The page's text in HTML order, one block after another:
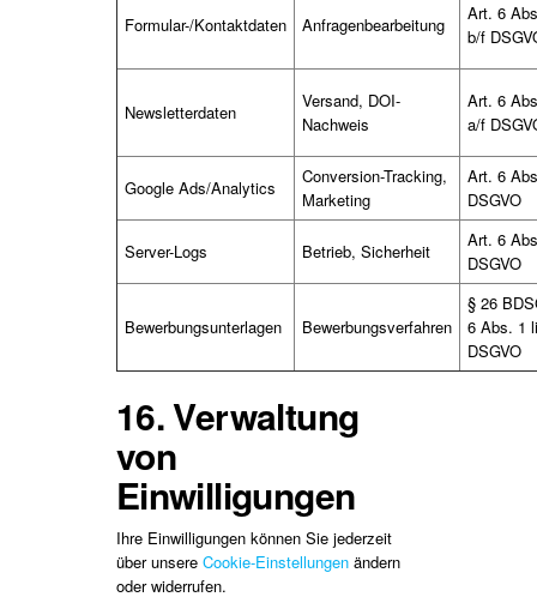
Formular-/Kontaktdaten Anfragenbearbeitung
Art. 6
b/f
Newsletterdaten
Versand, DOI-
Nachweis
Art. 6
a/f
Google Ads/Analytics
Conversion-Tracking,
Marketing
Art. 6
DSGVO
Server-Logs Betrieb, Sicherheit
Art. 6
DSGVO
Bewerbungsunterlagen Bewerbungsverfahren
§ 26
6 Abs. 1
DSGVO
16. Verwaltung
von
Einwilligungen
Ihre Einwilligungen können Sie jederzeit
über unsere Cookie-Einstellungenändern
oder widerrufen.